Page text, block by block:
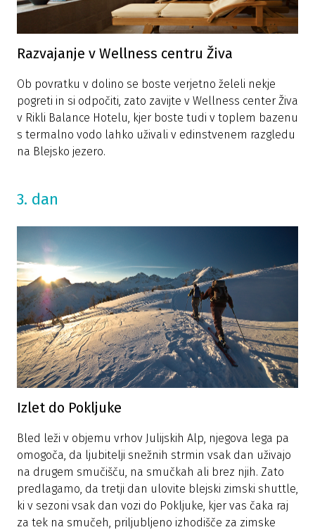
Razvajanje v Wellness centru Živa
Ob povratku v dolino se boste verjetno želeli nekje
pogreti in si odpočiti, zato zavijte v Wellness center Živa
v Rikli Balance Hotelu, kjer boste tudi v toplem bazenu
s termalno vodo lahko uživali v edinstvenem razgledu
na Blejsko jezero.
3. dan
Izlet do Pokljuke
Bled leži v objemu vrhov Julijskih Alp, njegova lega pa
omogoča, da ljubitelji snežnih strmin vsak dan uživajo
na drugem smučišču, na smučkah ali brez njih. Zato
predlagamo, da tretji dan ulovite blejski zimski shuttle,
ki v sezoni vsak dan vozi do Pokljuke, kjer vas čaka raj
za tek na smučeh, priljubljeno izhodišče za zimske